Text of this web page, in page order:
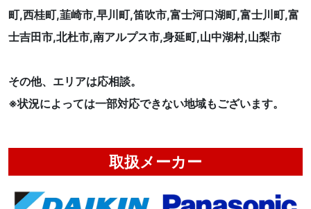
町,西桂町,韮崎市,早川町,笛吹市,富士河口湖町,富士川町,富
士吉田市,北杜市,南アルプス市,身延町,山中湖村,山梨市
その他、エリアは応相談。
※状況によっては一部対応できない地域もございます。
取扱メーカー